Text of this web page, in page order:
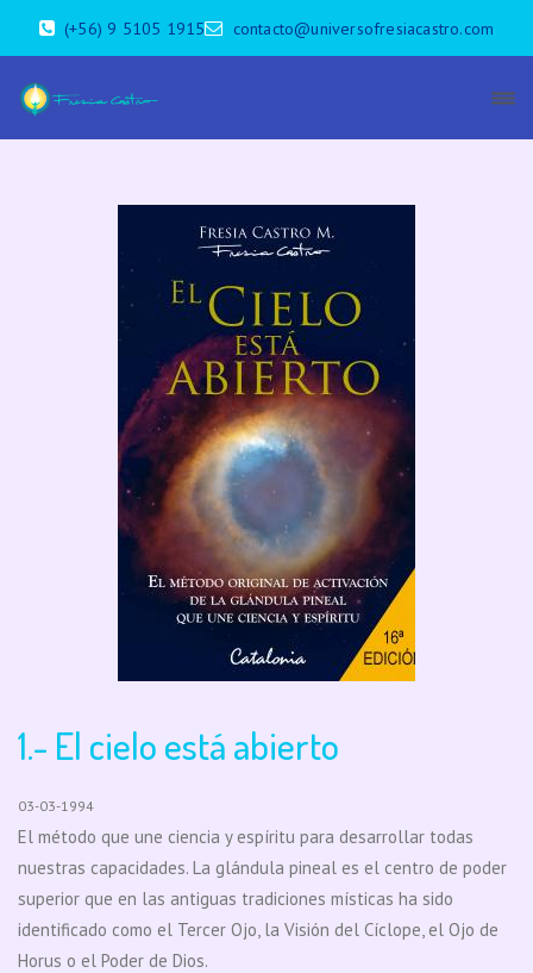
(+56) 9 5105 1915 contacto@universofresiacastro.com
1.- El cielo está abierto
03-03-1994
El método que une ciencia y espíritu para desarrollar todas
nuestras capacidades. La glándula pineal es el centro de poder
superior que en las antiguas tradiciones místicas ha sido
identificado como el Tercer Ojo, la Visión del Cíclope, el Ojo de
Horus o el Poder de Dios.